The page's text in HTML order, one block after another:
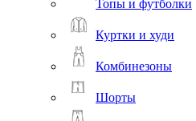
Топы и футболки
Куртки и худи
Комбинезоны
Шорты